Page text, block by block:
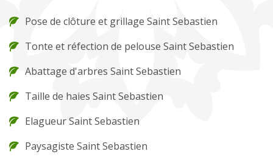
Pose de clôture et grillage Saint Sebastien
Tonte et réfection de pelouse Saint Sebastien
Abattage d'arbres Saint Sebastien
Taille de haies Saint Sebastien
Elagueur Saint Sebastien
Paysagiste Saint Sebastien